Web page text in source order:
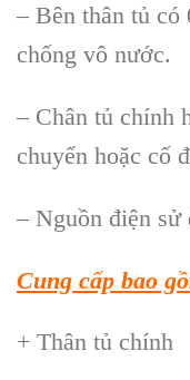
– Bên thân tủ có
chống vô nước.
– Chân tủ chính
chuyển hoặc cố
– Nguồn điện
Cung cấp bao
+ Thân tủ chính